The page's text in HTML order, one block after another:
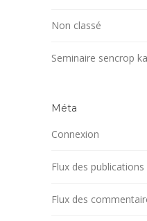
Non classé
Seminaire sencrop
Méta
Connexion
Flux des publications
Flux des